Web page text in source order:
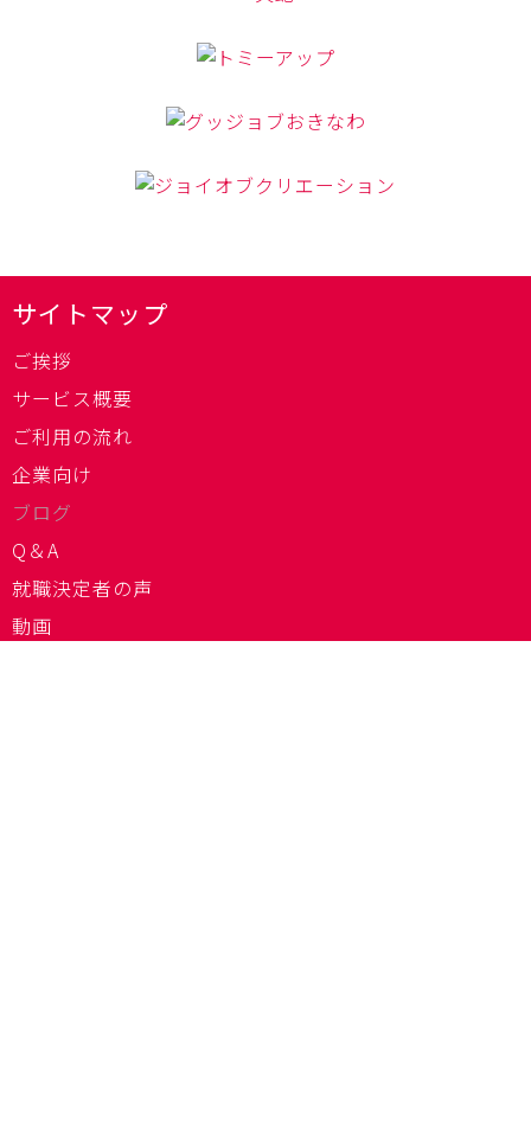
サイトマップ
ご挨拶
サービス概要
ご利用の流れ
企業向け
ブログ
Q＆A
就職決定者の声
動画